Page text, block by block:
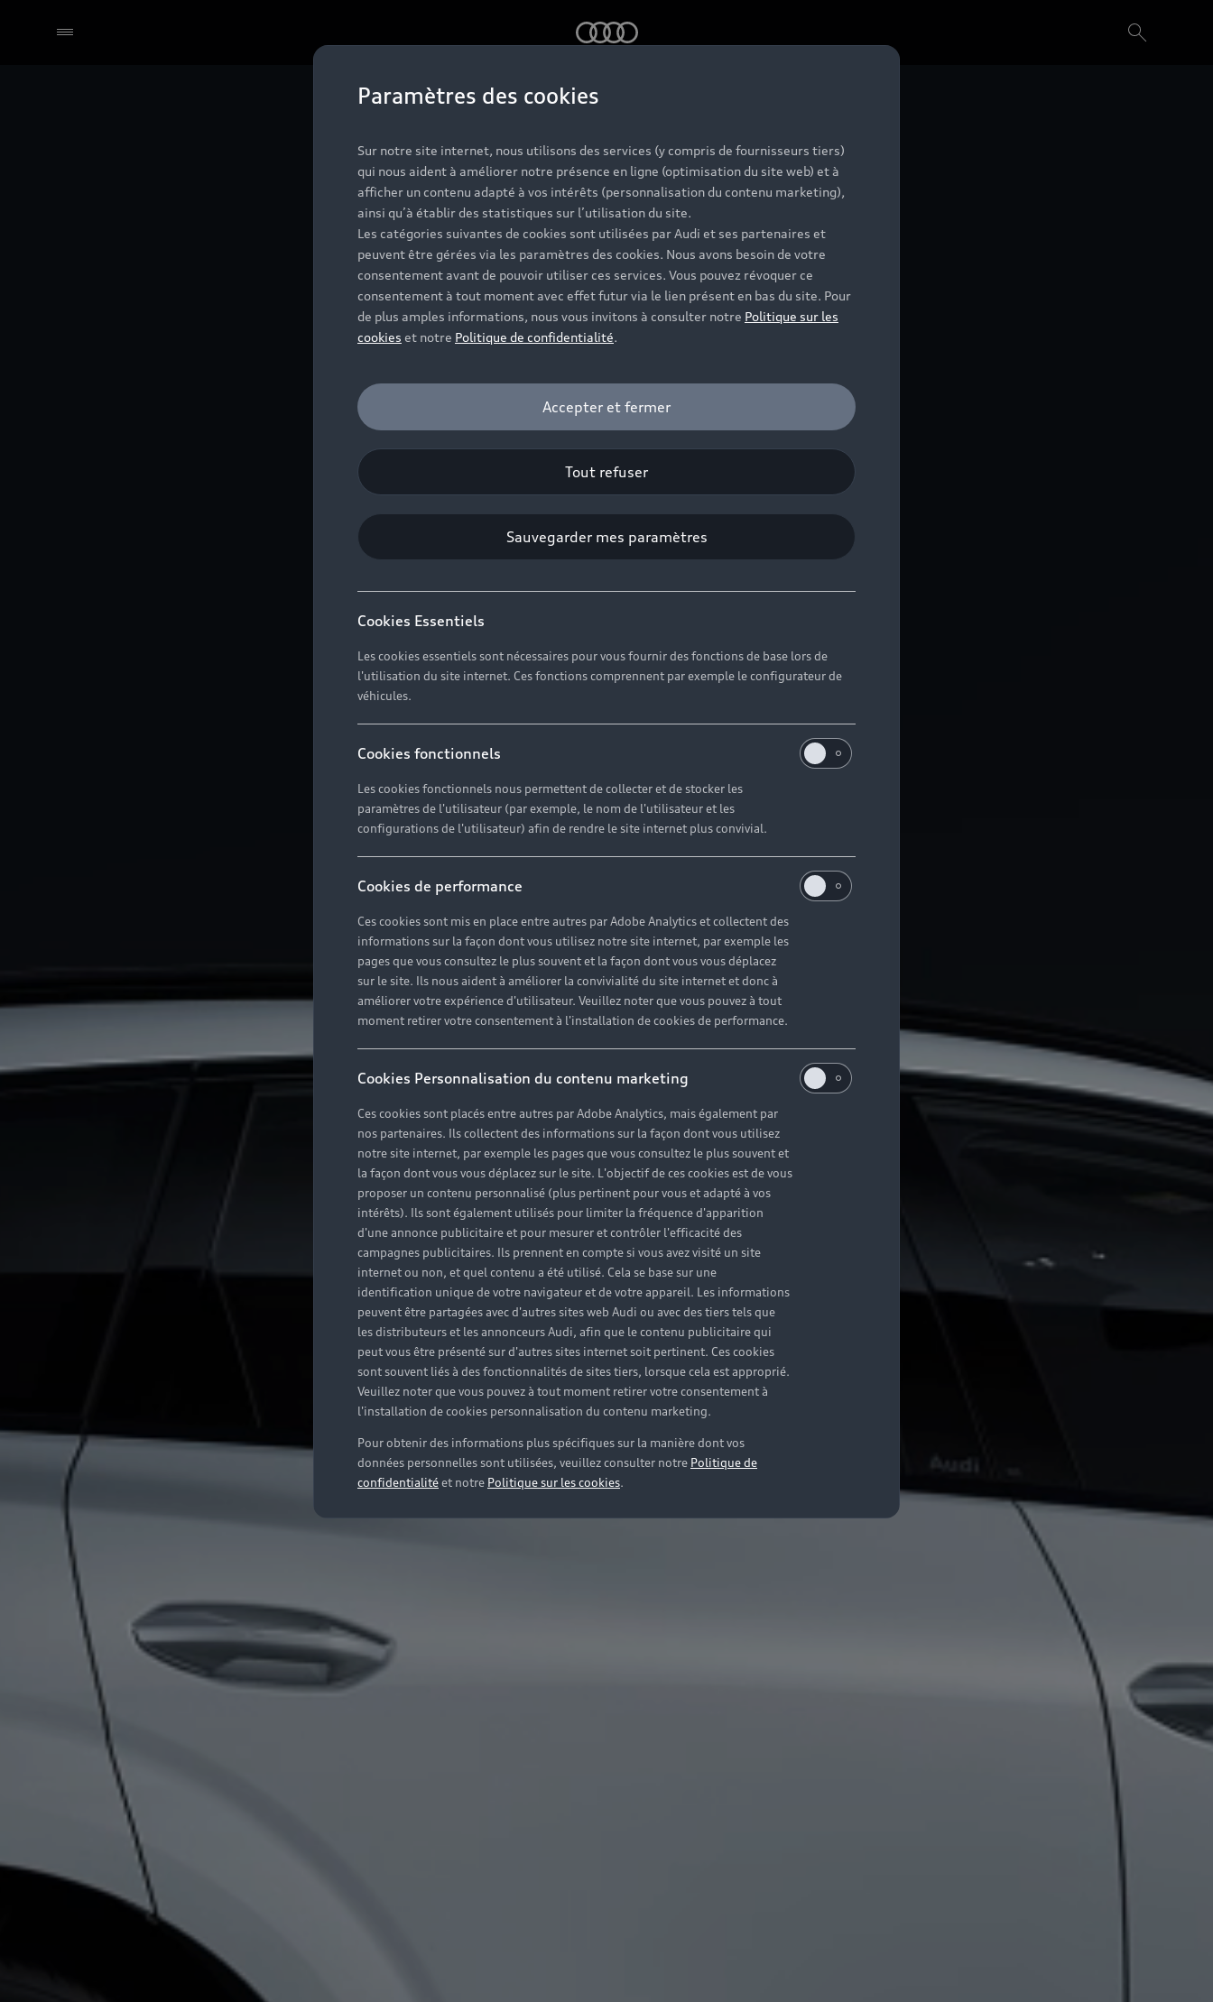
Paramètres des cookies
Sur notre site internet, nous utilisons des services (y compris de fournisseurs tiers)
qui nous aident à améliorer notre présence en ligne (optimisation du site web) et à
afficher un contenu adapté à vos intérêts (personnalisation du contenu marketing),
ainsi qu’à établir des statistiques sur l’utilisation du site.
Les catégories suivantes de cookies sont utilisées par Audi et ses partenaires et
peuvent être gérées via les paramètres des cookies. Nous avons besoin de votre
consentement avant de pouvoir utiliser ces services. Vous pouvez révoquer ce
consentement à tout moment avec effet futur via le lien présent en bas du site. Pour
de plus amples informations, nous vous invitons à consulter notre Politique sur les
cookies et notre Politique de confidentialité.
Accepter et fermer
Tout refuser
Sauvegarder mes paramètres
Cookies Essentiels
Les cookies essentiels sont nécessaires pour vous fournir des fonctions de base lors de
l'utilisation du site internet. Ces fonctions comprennent par exemple le configurateur de
véhicules.
Cookies fonctionnels
Les cookies fonctionnels nous permettent de collecter et de stocker les
paramètres de l'utilisateur (par exemple, le nom de l'utilisateur et les
configurations de l'utilisateur) afin de rendre le site internet plus convivial.
Cookies de performance
Ces cookies sont mis en place entre autres par Adobe Analytics et collectent des
informations sur la façon dont vous utilisez notre site internet, par exemple les
pages que vous consultez le plus souvent et la façon dont vous vous déplacez
sur le site. Ils nous aident à améliorer la convivialité du site internet et donc à
améliorer votre expérience d'utilisateur. Veuillez noter que vous pouvez à tout
moment retirer votre consentement à l'installation de cookies de performance.
Cookies Personnalisation du contenu marketing
Ces cookies sont placés entre autres par Adobe Analytics, mais également par
nos partenaires. Ils collectent des informations sur la façon dont vous utilisez
notre site internet, par exemple les pages que vous consultez le plus souvent et
la façon dont vous vous déplacez sur le site. L'objectif de ces cookies est de vous
proposer un contenu personnalisé (plus pertinent pour vous et adapté à vos
intérêts). Ils sont également utilisés pour limiter la fréquence d'apparition
d'une annonce publicitaire et pour mesurer et contrôler l'efficacité des
campagnes publicitaires. Ils prennent en compte si vous avez visité un site
internet ou non, et quel contenu a été utilisé. Cela se base sur une
identification unique de votre navigateur et de votre appareil. Les informations
peuvent être partagées avec d'autres sites web Audi ou avec des tiers tels que
les distributeurs et les annonceurs Audi, afin que le contenu publicitaire qui
peut vous être présenté sur d'autres sites internet soit pertinent. Ces cookies
sont souvent liés à des fonctionnalités de sites tiers, lorsque cela est approprié.
Veuillez noter que vous pouvez à tout moment retirer votre consentement à
l'installation de cookies personnalisation du contenu marketing.
Pour obtenir des informations plus spécifiques sur la manière dont vos
données personnelles sont utilisées, veuillez consulter notre Politique de
confidentialitéet notre Politique sur les cookies.